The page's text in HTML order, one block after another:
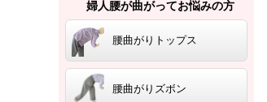
婦人腰が曲がってお悩みの方
腰曲がりトップス
腰曲がりズボン